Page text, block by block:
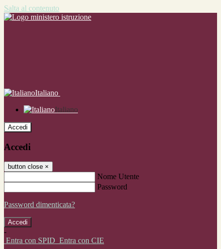
Salta al contenuto
Italiano
Italiano
Accedi
Accedi
button close ×
Nome Utente
Password
Password dimenticata?
-
Entra con SPID Entra con CIE